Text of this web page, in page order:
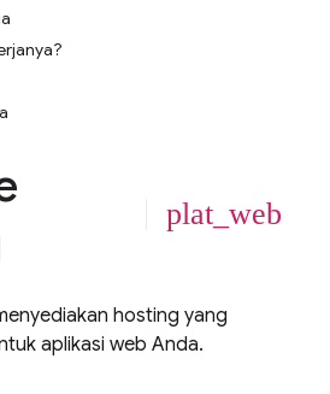
plat_web
hosting yang
aplikasi web Anda.